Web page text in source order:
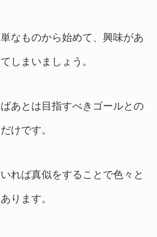
なものから始めて、興味があ
しまいましょう。
あとは目指すべきゴールとの
けです。
れば真似をすることで色々と
ります。